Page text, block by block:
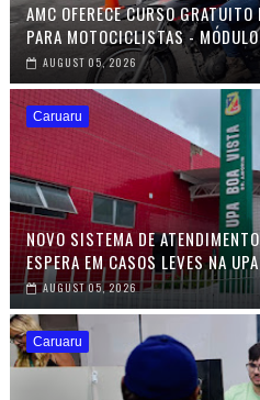
AMC OFERECE CURSO
PARA MOTOCICLISTAS -
AUGUST 05, 2026
Caruaru
NOVO SISTEMA DE
ESPERA EM CASOS LEVES NA
AUGUST 05, 2026
Caruaru